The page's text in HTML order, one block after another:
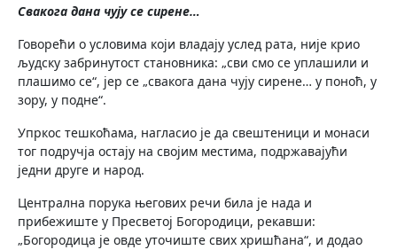
Свакога дана чују се сирене…
Говорећи о условима који владају услед рата, није крио
људску забринутост становника: „сви смо се уплашили и
плашимо се“, јер се „свакога дана чују сирене… у поноћ, у
зору, у подне“.
Упркос тешкоћама, нагласио је да свештеници и монаси
тог подручја остају на својим местима, подржавајући
једни друге и народ.
Централна порука његових речи била је нада и
прибежиште у Пресветој Богородици, рекавши:
„Богородица је овде уточиште свих хришћана“, и додао